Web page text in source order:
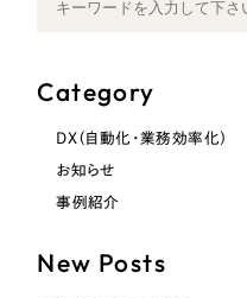
Category
DX（自動化・業務効率化）
お知らせ
事例紹介
New Posts